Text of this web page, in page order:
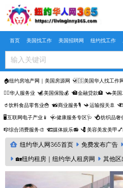
Skip to main content
首页 美国找工作 美国招聘网 纽约找工作
🏠纽约房地产网｜美国房源网 🇺🇸美国华人找工作
🤵‍♀️华人服务业 💰美国保险💰 🏦金融贷款🏦 🚗美国
🥤饮料食品零售业🍟 📸商业服务🎙️ ✈️运输报关🚢 🏗️
🖥️互联网电子产业📱 🩺健康服务专区🩺 💍纺织品奢
🎼综合消费服务🎨 🎞️媒体娱乐📻 💈美容美发美甲
纽约华人网365首页 免费发布广告
🏡纽约租房｜纽约华人租房网
其他区